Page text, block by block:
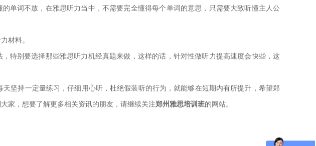
单词不放，在雅思听力当中，不需要完全懂得每个单词的意思，只需要大致听懂主人公
材料。
别要选择那些雅思听力机经真题来做，这样的话，针对性做听力提高速度会快些，这
坚持一定量练习，仔细用心听，杜绝假装听的行为，就能够在短期内有所提升，希望郑
家，想要了解更多相关资讯的朋友，请继续关注郑州雅思培训班的网站。